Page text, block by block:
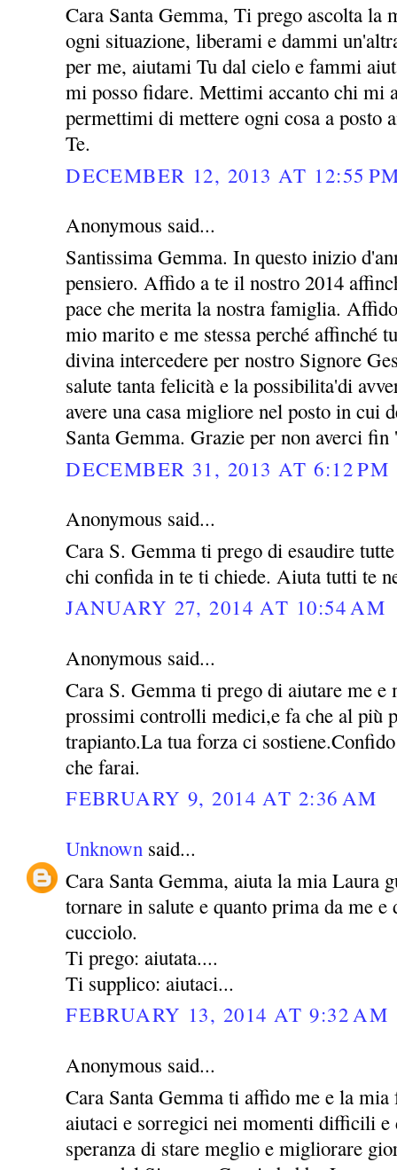
Cara Santa Gemma, Ti prego ascolta la
ogni situazione, liberami e dammi
per me, aiutami Tu dal cielo e fammi
mi posso fidare. Mettimi accanto chi mi
permettimi di mettere ogni cosa a posto
Te.
DECEMBER 12, 2013 AT 12:55
Anonymous said...
Santissima Gemma. In questo inizio
pensiero. Affido a te il nostro 2014
pace che merita la nostra famiglia.
mio marito e me stessa perché affinché
divina intercedere per nostro Signore
salute tanta felicità e la possibilita'di
avere una casa migliore nel posto in cui
Santa Gemma. Grazie per non averci fin
DECEMBER 31, 2013 AT 6:12 PM
Anonymous said...
Cara S. Gemma ti prego di esaudire
chi confida in te ti chiede. Aiuta tutti te
JANUARY 27, 2014 AT 10:54 AM
Anonymous said...
Cara S. Gemma ti prego di aiutare me e
prossimi controlli medici,e fa che al più
trapianto.La tua forza ci
che farai.
FEBRUARY 9, 2014 AT 2:36 AM
Unknown said...
Cara Santa Gemma, aiuta la mia Laura
tornare in salute e quanto prima da me
cucciolo.
Ti prego: aiutata....
Ti supplico: aiutaci...
FEBRUARY 13, 2014 AT 9:32 AM
Anonymous said...
Cara Santa Gemma ti affido me e la
aiutaci e sorregici nei momenti difficili e
speranza di stare meglio e migliorare